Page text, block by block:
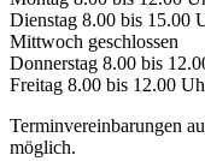
Dienstag 8.00 bis 15.00
Mittwoch geschlossen
Donnerstag 8.00 bis
Freitag 8.00 bis 12.00
Terminvereinbarungen
möglich.